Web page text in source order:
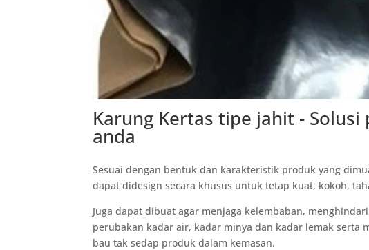
Karung Kertas tipe jahit -
anda
Sesuai dengan bentuk dan karakteristik produk yang
dapat didesign secara khusus untuk tetap kuat, kokoh,
Juga dapat dibuat agar menjaga kelembaban,
perubakan kadar air, kadar minya dan kadar lemak serta
bau tak sedap produk dalam kemasan.